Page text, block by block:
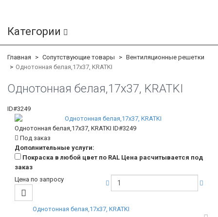
Категории
Главная Сопутствующие товары
Вентиляционные решетки
Однотонная белая,17x37, KRATKI
Однотонная белая,17x37, KRATKI
ID#3249
Однотонная белая,17x37, KRATKI ID#3249
Под заказ
Дополнительные услуги:
Покраска в любой цвет по RAL Цена расчитывается под
заказ
Цена по запросу
Однотонная белая,17x37, KRATKI